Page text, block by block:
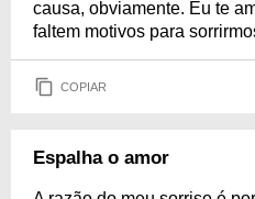
causa, obviamente. Eu te
faltem motivos para
COPIAR
Espalha o amor